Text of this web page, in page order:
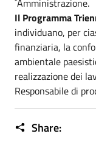
´Amministrazione.
Il Programma
individuano, per
finanziaria, la
ambientale
realizzazione dei
Responsabile di
Share: